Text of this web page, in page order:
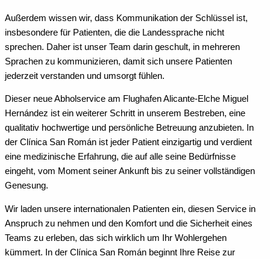
Außerdem wissen wir, dass Kommunikation der Schlüssel ist,
insbesondere für Patienten, die die Landessprache nicht
sprechen. Daher ist unser Team darin geschult, in mehreren
Sprachen zu kommunizieren, damit sich unsere Patienten
jederzeit verstanden und umsorgt fühlen.
Dieser neue Abholservice am Flughafen Alicante-Elche Miguel
Hernández ist ein weiterer Schritt in unserem Bestreben, eine
qualitativ hochwertige und persönliche Betreuung anzubieten. In
der Clínica San Román ist jeder Patient einzigartig und verdient
eine medizinische Erfahrung, die auf alle seine Bedürfnisse
eingeht, vom Moment seiner Ankunft bis zu seiner vollständigen
Genesung.
Wir laden unsere internationalen Patienten ein, diesen Service in
Anspruch zu nehmen und den Komfort und die Sicherheit eines
Teams zu erleben, das sich wirklich um Ihr Wohlergehen
kümmert. In der Clínica San Román beginnt Ihre Reise zur